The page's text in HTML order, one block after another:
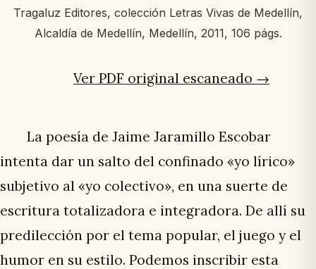
Tragaluz Editores, colección Letras Vivas de Medellín,
Alcaldía de Medellín, Medellín, 2011, 106 págs.
Ver PDF original escaneado →
La poesía de Jaime Jaramillo Escobar
intenta dar un salto del confinado «yo lírico»
subjetivo al «yo colectivo», en una suerte de
escritura totalizadora e integradora. De allí su
predilección por el tema popular, el juego y el
humor en su estilo. Podemos inscribir esta